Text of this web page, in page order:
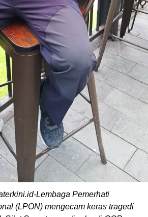
Lembaga Pemerhati
(LPON) mengecam keras tragedi